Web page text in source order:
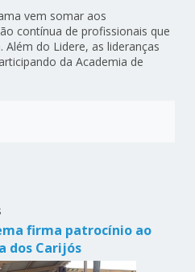
vem somar aos
contínua de profissionais que
do Lidere, as lideranças
da Academia de
firma patrocínio ao
dos Carijós